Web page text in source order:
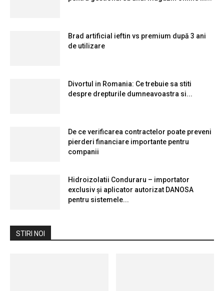
Brad artificial ieftin vs premium după 3 ani
de utilizare
Divortul in Romania: Ce trebuie sa stiti
despre drepturile dumneavoastra si...
De ce verificarea contractelor poate preveni
pierderi financiare importante pentru
companii
Hidroizolatii Conduraru – importator
exclusiv și aplicator autorizat DANOSA
pentru sistemele...
STIRI NOI